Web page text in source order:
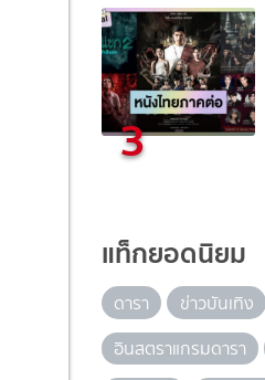
3
แท็กยอดนิยม
ดารา ข่าวบันเทิง
อินสตราแกรมดารา